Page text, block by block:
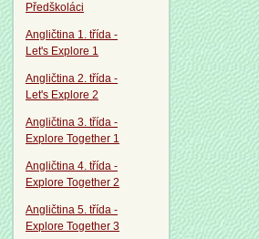
Předškoláci
Angličtina 1. třída -
Let's Explore 1
Angličtina 2. třída -
Let's Explore 2
Angličtina 3. třída -
Explore Together 1
Angličtina 4. třída -
Explore Together 2
Angličtina 5. třída -
Explore Together 3